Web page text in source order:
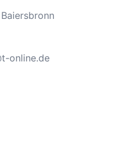
online.de